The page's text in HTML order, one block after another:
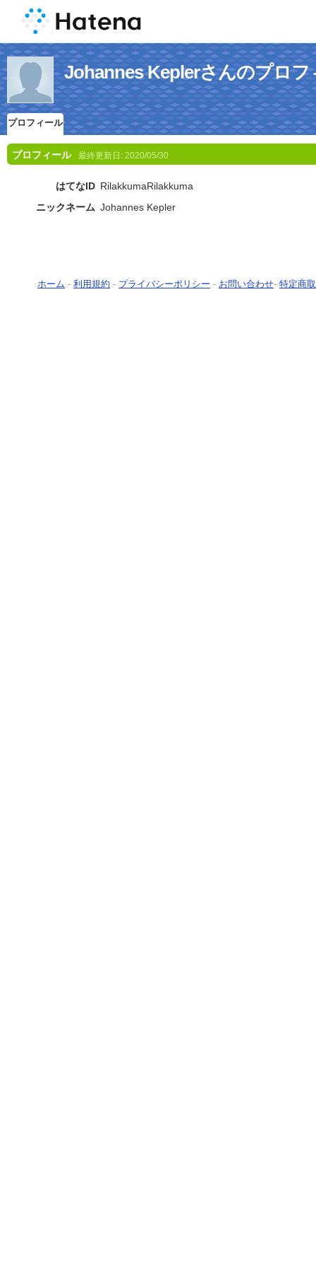
Johannes Keplerさんのプロフ
プロフィール
プロフィール 最終更新日: 2020/05/30
はてなID RilakkumaRilakkuma
ニックネーム Johannes Kepler
ホーム - 利用規約 - プライバシーポリシー - お問い合わせ- 特定商